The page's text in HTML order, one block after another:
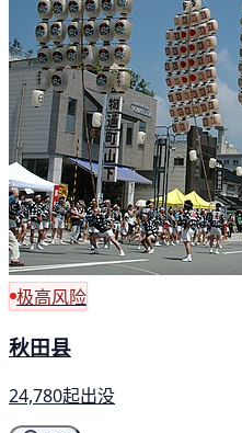
极高风险
秋田县
24,780起出没